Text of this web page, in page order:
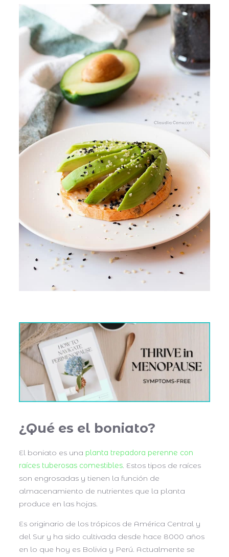
¿Qué es el boniato?
El boniato es una planta trepadora perenne con
raíces tuberosas comestibles. Estos tipos de raíces
son engrosadas y tienen la función de
almacenamiento de nutrientes que la planta
produce en las hojas.
Es originario de los trópicos de América Central y
del Sur y ha sido cultivada desde hace 8000 años
en lo que hoy es Bolivia y Perú. Actualmente se